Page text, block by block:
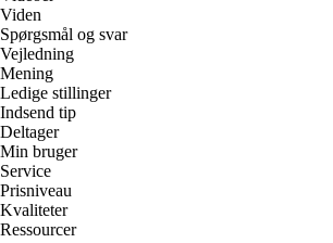
Viden
Spørgsmål og svar
Vejledning
Mening
Ledige stillinger
Indsend tip
Deltager
Min bruger
Service
Prisniveau
Kvaliteter
Ressourcer